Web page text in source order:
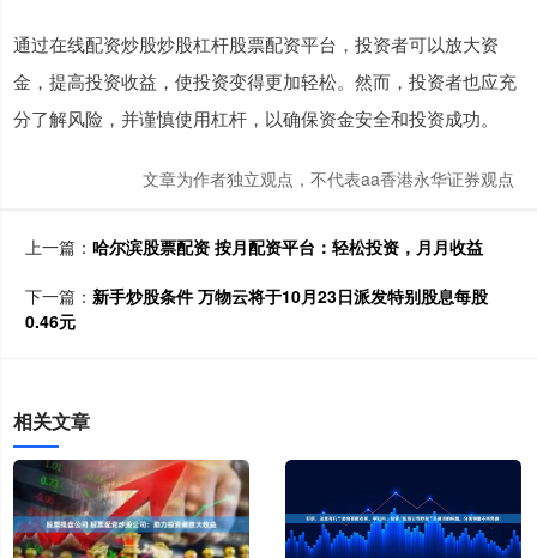
通过在线配资炒股炒股杠杆股票配资平台，投资者可以放大资
金，提高投资收益，使投资变得更加轻松。然而，投资者也应充
分了解风险，并谨慎使用杠杆，以确保资金安全和投资成功。
文章为作者独立观点，不代表aa香港永华证券观点
上一篇： 哈尔滨股票配资 按月配资平台：轻松投资，月月收益
下一篇： 新手炒股条件 万物云将于10月23日派发特别股息每股
0.46元
相关文章